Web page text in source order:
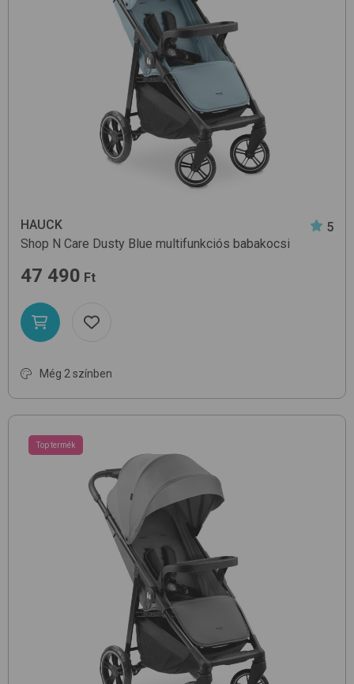
HAUCK
5
Shop N Care Dusty Blue multifunkciós babakocsi
47 490 Ft
Még 2 színben
Top termék